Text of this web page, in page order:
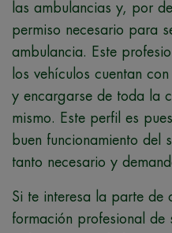
las ambulancias y, por
permiso necesario para
ambulancia. Este
los vehículos cuentan
y encargarse de toda la
mismo. Este perfil es
buen funcionamiento del
tanto necesario y
Si te interesa la parte de
formación profesional de